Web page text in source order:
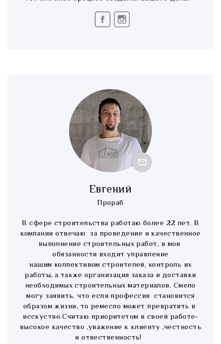
Евгений
Прораб
В сфере строительства работаю более 22 лет. В
компании отвечаю за проведение и качественное
выполнение строительных работ, в мои
обязанности входит управление
нашим коллективом строителей, контроль их
работы, а также организация заказа и доставки
необходимых строительных материалов. Смело
могу заявить, что если профессия становится
образом жизни, то ремесло может превратить в
исскуство.Считаю приоритетом в своей работе-
высокое качество ,уважение к клиенту ,честность
и отвественность!